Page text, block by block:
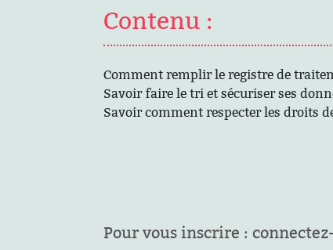
Contenu :
Comment remplir le registre de
Savoir faire le tri et sécuriser ses
Savoir comment respecter les droits
Pour vous inscrire :